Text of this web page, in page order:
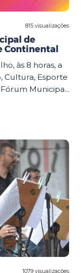
815 visualizações
de
Continental
às 8 horas, a
Cultura, Esporte
Municipa...
1079 visualizações